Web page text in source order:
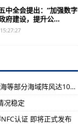
事 17人恐罹难
疫情中迎新年
俄罗斯百年老店迎新年
路撒冷
中全会提出：“加强数字
府建设，提升公...
海上大风黄色预警：东海南海等部分海域阵风达10至11级
况稳定
认证 即将正式发布